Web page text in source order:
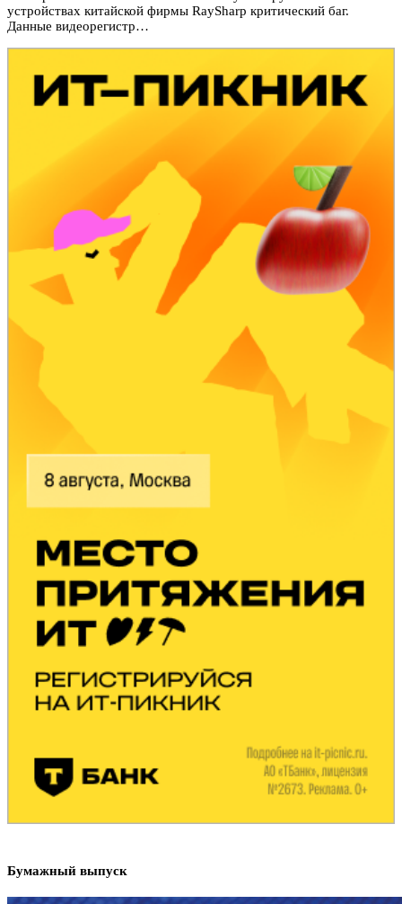
устройствах китайской фирмы RaySharp критический баг.
Данные видеорегистр…
Бумажный выпуск